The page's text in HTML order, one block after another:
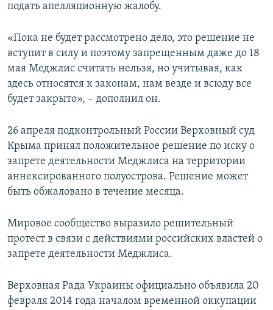
подать апелляционную жалобу.
«Пока не будет рассмотрено дело, это решение не
вступит в силу и поэтому запрещенным даже до 18
мая Меджлис считать нельзя, но учитывая, как
здесь относятся к законам, нам везде и всюду все
будет закрыто», – дополнил он.
26 апреля подконтрольный России Верховный суд
Крыма принял положительное решение по иску о
запрете деятельности Меджлиса на территории
аннексированного полуострова. Решение может
быть обжаловано в течение месяца.
Мировое сообщество выразило решительный
протест в связи с действиями российских властей о
запрете деятельности Меджлиса.
Верховная Рада Украины официально объявила 20
февраля 2014 года началом временной оккупации